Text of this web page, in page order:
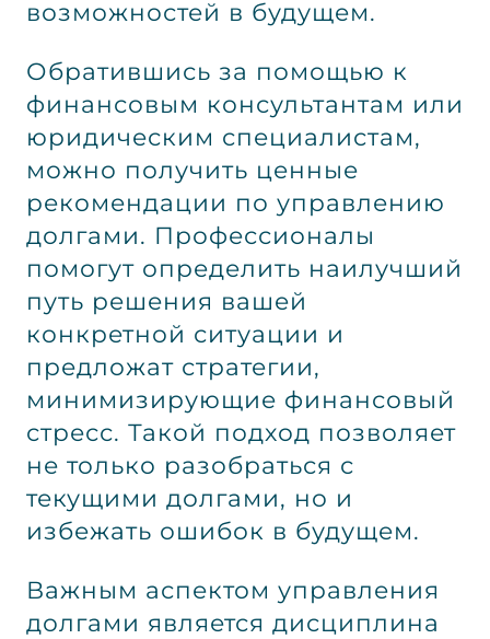
возможностей в будущем.
Обратившись за помощью к
финансовым консультантам или
юридическим специалистам,
можно получить ценные
рекомендации по управлению
долгами. Профессионалы
помогут определить наилучший
путь решения вашей
конкретной ситуации и
предложат стратегии,
минимизирующие финансовый
стресс. Такой подход позволяет
не только разобраться с
текущими долгами, но и
избежать ошибок в будущем.
Важным аспектом управления
долгами является дисциплина